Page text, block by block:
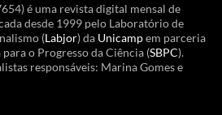
é uma revista digital mensal de
desde 1999 pelo Laboratório de
(Labjor) da Unicampem parceria
o Progresso da Ciência (SBPC).
responsáveis: Marina Gomes e